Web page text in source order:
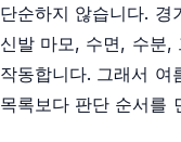
단순하지 않습니다.
신발 마모, 수면, 수분,
작동합니다. 그래서 여
목록보다 판단 순서를